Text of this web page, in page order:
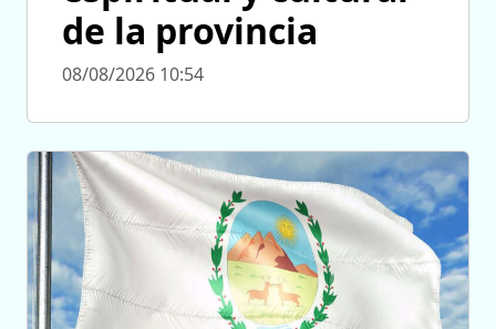
de la provincia
08/08/2026 10:54